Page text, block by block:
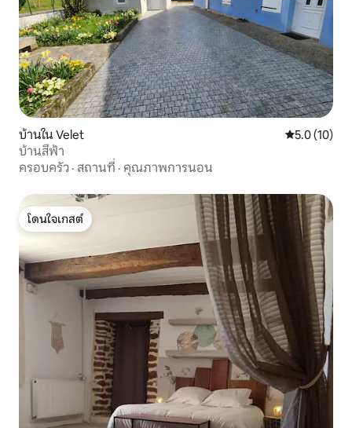
บ้านใน Velet คะแนนเฉลี่ย
5.0 (10)
บ้านสีฟ้า
ครอบครัว · สถานที่ · คุณภาพการนอน
โดนใจเกสต์
โดนใจเกสต์